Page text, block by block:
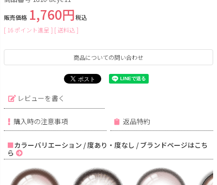
販売価格 1,760
税込
[ 16 ポイント進呈 ] 送料込
商品についての問い合わせ
レビューを書く
購入時の注意事項 返品特約
カラーバリエーション / 度あり・度なし / ブランドページはこち
ら